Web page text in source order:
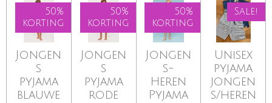
50%
korting
Jongen
s
pyjama
blauwe
50%
korting
Jongen
s
pyjama
rode
50%
korting
Jongen
s-
Heren
Pyjama
Sale!
Unisex
pyjama
jongen
s/heren